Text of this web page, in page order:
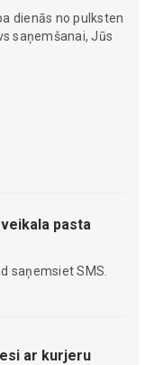
dienās no pulksten
saņemšanai, Jūs
pasta
saņemsiet SMS.
ar kurjeru